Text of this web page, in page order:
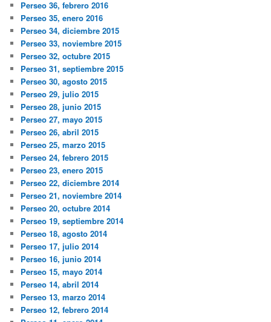
Perseo 36, febrero 2016
Perseo 35, enero 2016
Perseo 34, diciembre 2015
Perseo 33, noviembre 2015
Perseo 32, octubre 2015
Perseo 31, septiembre 2015
Perseo 30, agosto 2015
Perseo 29, julio 2015
Perseo 28, junio 2015
Perseo 27, mayo 2015
Perseo 26, abril 2015
Perseo 25, marzo 2015
Perseo 24, febrero 2015
Perseo 23, enero 2015
Perseo 22, diciembre 2014
Perseo 21, noviembre 2014
Perseo 20, octubre 2014
Perseo 19, septiembre 2014
Perseo 18, agosto 2014
Perseo 17, julio 2014
Perseo 16, junio 2014
Perseo 15, mayo 2014
Perseo 14, abril 2014
Perseo 13, marzo 2014
Perseo 12, febrero 2014